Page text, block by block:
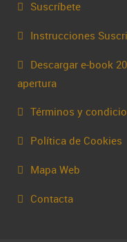
Suscríbete
Instrucciones
Descargar e-book
apertura
Términos y
Política de Cookies
Mapa Web
Contacta